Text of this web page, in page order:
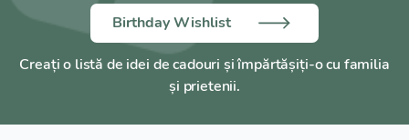
Birthday Wishlist
Creați o listă de idei de cadouri și împărtășiți-o cu familia
și prietenii.